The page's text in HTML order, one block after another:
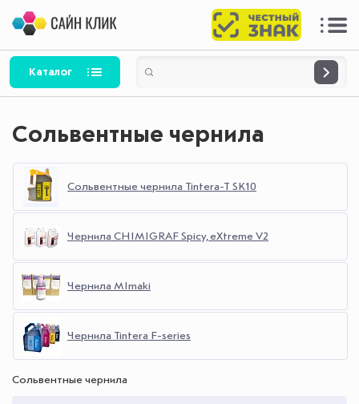
Каталог
Сольвентные чернила
Cольвентные чернила Tintera-T SK10
Чернила CHIMIGRAF Spicy, eXtreme V2
Чернила MImaki
Чернила Tintera F-series
Сольвентные чернила